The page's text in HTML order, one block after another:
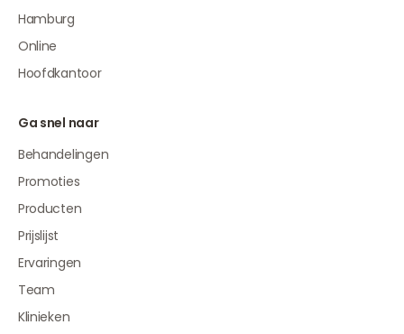
Hamburg
Online
Hoofdkantoor
Ga snel naar
Behandelingen
Promoties
Producten
Prijslijst
Ervaringen
Team
Klinieken